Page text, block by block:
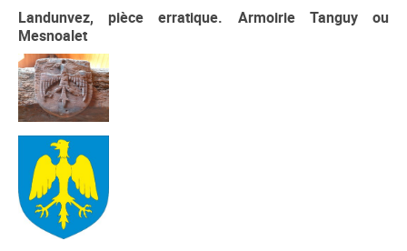
Landunvez, pièce erratique. Armoirie Tanguy ou
Mesnoalet